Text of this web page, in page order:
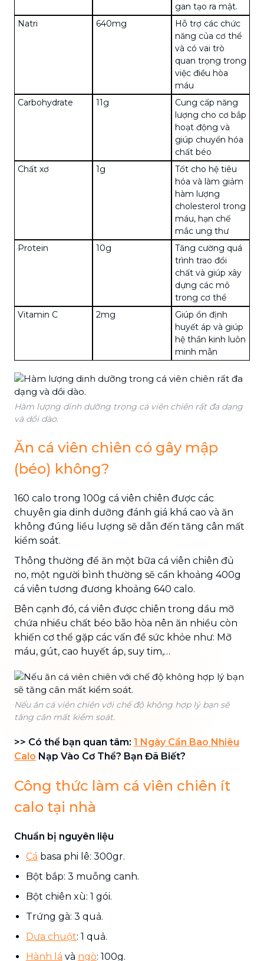
gan tạo ra mật.
Natri
640mg
Hỗ trợ các chức
năng của cơ thể
và có vai trò
quan trọng trong
việc điều hòa
máu
Carbohydrate
11g
Cung cấp năng
lượng cho cơ bắp
hoạt động và
giúp chuyển hóa
chất béo
Chất xơ
1g
Tốt cho hệ tiêu
hóa và làm giảm
hàm lượng
cholesterol trong
máu, hạn chế
mắc ung thư
Protein
10g
Tăng cường quá
trình trao đổi
chất và giúp xây
dựng các mô
trong cơ thể
Vitamin C
2mg
Giúp ổn định
huyết áp và giúp
hệ thần kinh luôn
minh mẫn
Hàm lượng dinh dưỡng trong cá viên chiên rất đa dạng
và dồi dào.
Ăn cá viên chiên có gây mập
(béo) không?
160 calo trong 100g cá viên chiên được các
chuyên gia dinh dưỡng đánh giá khá cao và ăn
không đúng liều lượng sẽ dẫn đến tăng cân mất
kiểm soát.
Thông thường để ăn một bữa cá viên chiên đủ
no, một người bình thường sẽ cần khoảng 400g
cá viên tương đương khoảng 640 calo.
Bên cạnh đó, cá viên được chiên trong dầu mỡ
chứa nhiều chất béo bão hòa nên ăn nhiều còn
khiến cơ thể gặp các vấn đề sức khỏe như: Mỡ
máu, gút, cao huyết áp, suy tim,…
Nếu ăn cá viên chiên với chế độ không hợp lý bạn sẽ
tăng cân mất kiểm soát.
>> Có thể bạn quan tâm: 1 Ngày Cần Bao Nhiêu
Calo Nạp Vào Cơ Thể? Bạn Đã Biết?
Công thức làm cá viên chiên ít
calo tại nhà
Chuẩn bị nguyên liệu
Cá basa phi lê: 300gr.
Bột bắp: 3 muỗng canh.
Bột chiên xù: 1 gói.
Trứng gà: 3 quả.
Dưa chuột: 1 quả.
Hành lá và ngò: 100g.